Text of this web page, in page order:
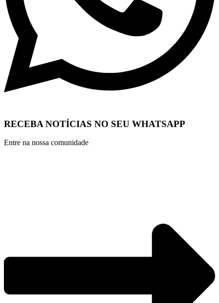
RECEBA NOTÍCIAS NO SEU WHATSAPP
Entre na nossa comunidade